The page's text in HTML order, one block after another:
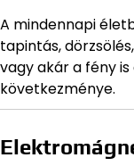
A mindennapi
tapintás,
vagy akár a fény
következménye.